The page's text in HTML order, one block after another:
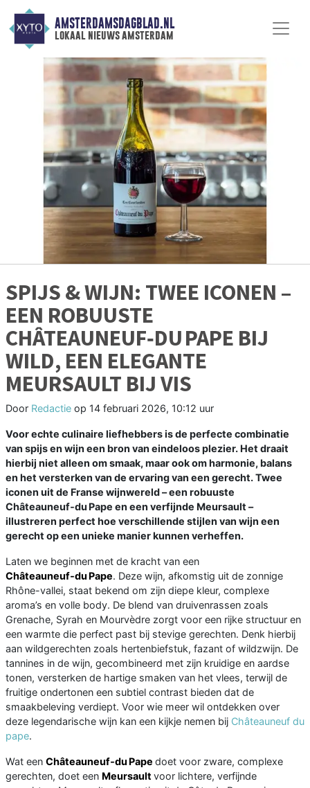
AMSTERDAMSDAGBLAD.NL
lokaal nieuws amsterdam
SPIJS & WIJN: TWEE ICONEN –
EEN ROBUUSTE
CHÂTEAUNEUF‑DU PAPE BIJ
WILD, EEN ELEGANTE
MEURSAULT BIJ VIS
Door Redactie op 14 februari 2026, 10:12 uur
Voor echte culinaire liefhebbers is de perfecte combinatie
van spijs en wijn een bron van eindeloos plezier. Het draait
hierbij niet alleen om smaak, maar ook om harmonie, balans
en het versterken van de ervaring van een gerecht. Twee
iconen uit de Franse wijnwereld – een robuuste
Châteauneuf‑du Pape en een verfijnde Meursault –
illustreren perfect hoe verschillende stijlen van wijn een
gerecht op een unieke manier kunnen verheffen.
Laten we beginnen met de kracht van een
Châteauneuf‑du Pape. Deze wijn, afkomstig uit de zonnige
Rhône-vallei, staat bekend om zijn diepe kleur, complexe
aroma’s en volle body. De blend van druivenrassen zoals
Grenache, Syrah en Mourvèdre zorgt voor een rijke structuur en
een warmte die perfect past bij stevige gerechten. Denk hierbij
aan wildgerechten zoals hertenbiefstuk, fazant of wildzwijn. De
tannines in de wijn, gecombineerd met zijn kruidige en aardse
tonen, versterken de hartige smaken van het vlees, terwijl de
fruitige ondertonen een subtiel contrast bieden dat de
smaakbeleving verdiept. Voor wie meer wil ontdekken over
deze legendarische wijn kan een kijkje nemen bij Châteauneuf du
pape.
Wat een Châteauneuf‑du Pape doet voor zware, complexe
gerechten, doet een Meursault voor lichtere, verfijnde